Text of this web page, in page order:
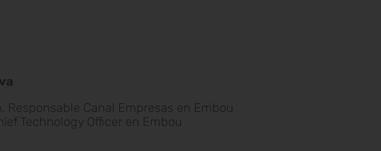
Responsable Canal Empresas en Embou
Technology Officer en Embou